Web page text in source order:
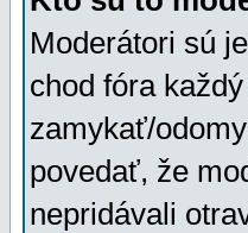
Moderátori sú
chod fóra
zamykať/
povedať, že
nepridávali